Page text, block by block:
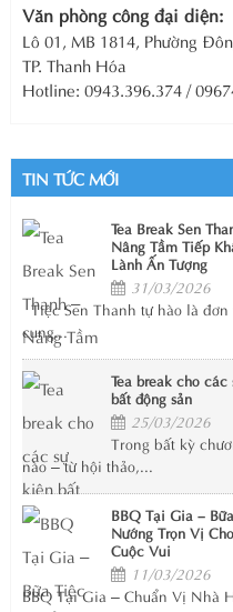
Văn phòng công đại diện:
Lô 01, MB 1814, Phường
TP. Thanh Hóa
Hotline: 0943.396.374 /
TIN TỨC MỚI
Tea Break Sen
Nâng Tầm Tiếp
Lành Ấn Tượng
31/03/2026
Tiệc Sen Thanh tự hào là đơn
cung...
Tea break cho các
bất động sản
25/03/2026
Trong bất kỳ
nào – từ hội thảo,...
BBQ Tại Gia –
Nướng Trọn Vị
Cuộc Vui
11/03/2026
BBQ Tại Gia – Chuẩn Vị Nhà